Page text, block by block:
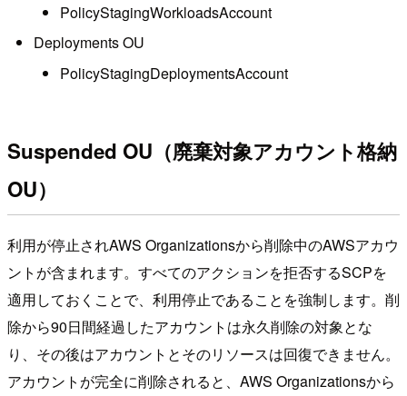
PolicyStagingWorkloadsAccount
Deployments OU
PolicyStagingDeploymentsAccount
Suspended OU（廃棄対象アカウント格納
OU）
利用が停止されAWS Organizationsから削除中のAWSアカウ
ントが含まれます。すべてのアクションを拒否するSCPを
適用しておくことで、利用停止であることを強制します。削
除から90日間経過したアカウントは永久削除の対象とな
り、その後はアカウントとそのリソースは回復できません。
アカウントが完全に削除されると、AWS Organizationsから